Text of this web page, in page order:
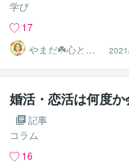
学び
17
やまだ☘️心と頭
がスッキリ整う
サロン
婚活・恋活は何度
記事
コラム
16